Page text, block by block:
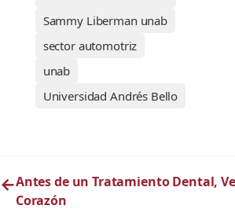
Sammy Liberman unab
sector automotriz
unab
Universidad Andrés Bello
←Antes de un Tratamiento Dental,
Corazón